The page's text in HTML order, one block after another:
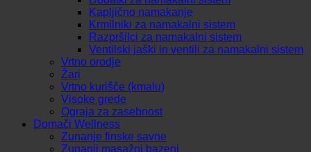
Kapljično namakanje
Krmilniki za namakalni sistem
Razpršilci za namakalni sistem
Ventilski jaški in ventili za namakalni sistem
Vrtno orodje
Žari
Vrtno kurišče (kmalu)
Visoke grede
Ograja za zasebnost
Domači Wellness
Zunanje finske savne
Zunanji masažni bazeni